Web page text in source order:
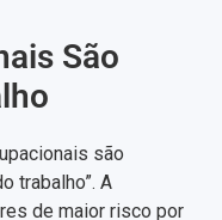
São
são
trabalho”. A
de maior risco por